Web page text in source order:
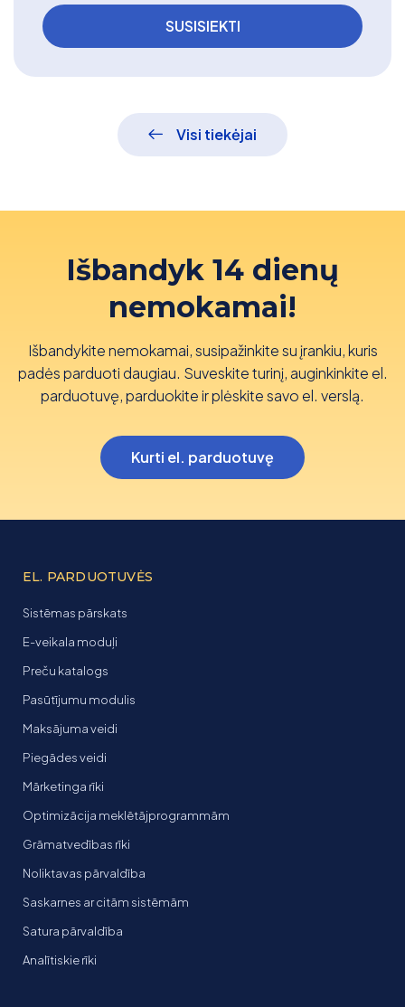
Visi tiekėjai
Išbandyk 14 dienų
nemokamai!
Išbandykite nemokamai, susipažinkite su įrankiu, kuris
padės parduoti daugiau. Suveskite turinį, auginkinkite el.
parduotuvę, parduokite ir plėskite savo el. verslą.
Kurti el. parduotuvę
EL. PARDUOTUVĖS
Sistēmas pārskats
E-veikala moduļi
Preču katalogs
Pasūtījumu modulis
Maksājuma veidi
Piegādes veidi
Mārketinga rīki
Optimizācija meklētājprogrammām
Grāmatvedības rīki
Noliktavas pārvaldība
Saskarnes ar citām sistēmām
Satura pārvaldība
Analītiskie rīki